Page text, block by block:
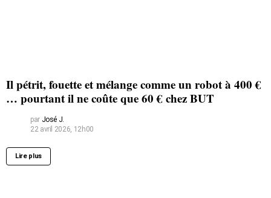
Il pétrit, fouette et mélange comme un robot à 400 €
… pourtant il ne coûte que 60 € chez BUT
par José J.
22 avril 2026, 12h00
Lire plus